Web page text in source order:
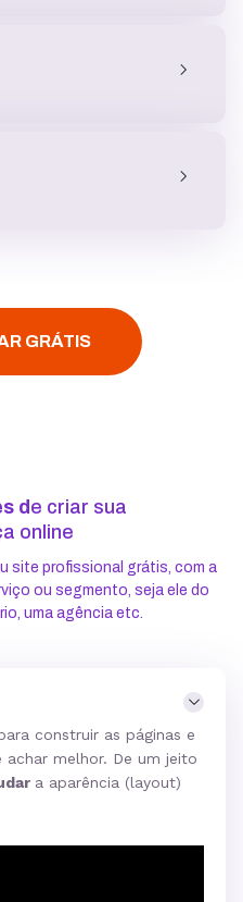
GRÁTIS
d e criar sua
online
site profissional grátis, com a
ou segmento, seja ele do
uma agência etc.
construir as páginas e
achar melhor. De um jeito
a aparência (layout)